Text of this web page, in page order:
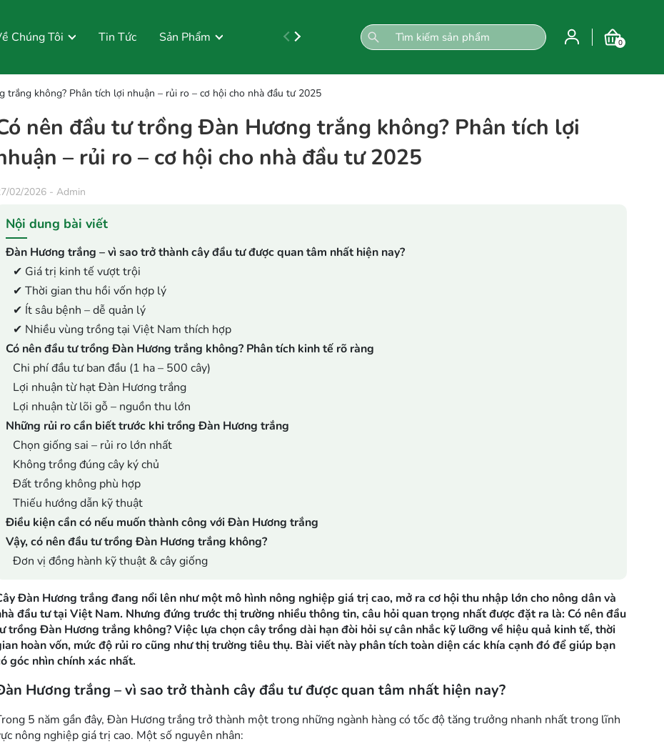
Chúng Tôi Tin Tức Sản Phẩm 0
trắng không? Phân tích lợi nhuận – rủi ro – cơ hội cho nhà đầu tư 2025
nên đầu tư trồng Đàn Hương trắng không? Phân tích lợi
– rủi ro – cơ hội cho nhà đầu tư 2025
02/2026 - Admin
Nội dung bài viết
Đàn Hương trắng – vì sao trở thành cây đầu tư được quan tâm nhất hiện nay?
✔ Giá trị kinh tế vượt trội
✔ Thời gian thu hồi vốn hợp lý
✔ Ít sâu bệnh – dễ quản lý
✔ Nhiều vùng trồng tại Việt Nam thích hợp
Có nên đầu tư trồng Đàn Hương trắng không? Phân tích kinh tế rõ ràng
Chi phí đầu tư ban đầu (1 ha – 500 cây)
Lợi nhuận từ hạt Đàn Hương trắng
Lợi nhuận từ lõi gỗ – nguồn thu lớn
Những rủi ro cần biết trước khi trồng Đàn Hương trắng
Chọn giống sai – rủi ro lớn nhất
Không trồng đúng cây ký chủ
Đất trồng không phù hợp
Thiếu hướng dẫn kỹ thuật
Điều kiện cần có nếu muốn thành công với Đàn Hương trắng
Vậy, có nên đầu tư trồng Đàn Hương trắng không?
Đơn vị đồng hành kỹ thuật & cây giống
Đàn Hương trắng đang nổi lên như một mô hình nông nghiệp giá trị cao, mở ra cơ hội thu nhập lớn cho nông dân và
đầu tư tại Việt Nam. Nhưng đứng trước thị trường nhiều thông tin, câu hỏi quan trọng nhất được đặt ra là: Có nên đầu
trồng Đàn Hương trắng không? Việc lựa chọn cây trồng dài hạn đòi hỏi sự cân nhắc kỹ lưỡng về hiệu quả kinh tế, thời
hoàn vốn, mức độ rủi ro cũng như thị trường tiêu thụ. Bài viết này phân tích toàn diện các khía cạnh đó để giúp bạn
góc nhìn chính xác nhất.
Hương trắng – vì sao trở thành cây đầu tư được quan tâm nhất hiện nay?
5 năm gần đây, Đàn Hương trắng trở thành một trong những ngành hàng có tốc độ tăng trưởng nhanh nhất trong lĩnh
nông nghiệp giá trị cao. Một số nguyên nhân: